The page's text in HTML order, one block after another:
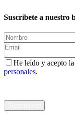
Suscríbete a nuestro
He leído y acepto la
personales.